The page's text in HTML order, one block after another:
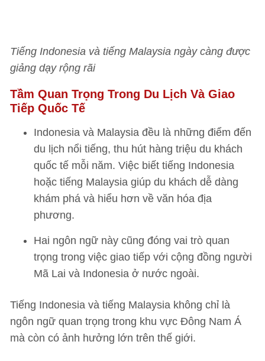
Tiếng Indonesia và tiếng Malaysia ngày càng được
giảng dạy rộng rãi
Tầm Quan Trọng Trong Du Lịch Và Giao
Tiếp Quốc Tế
Indonesia và Malaysia đều là những điểm đến
du lịch nổi tiếng, thu hút hàng triệu du khách
quốc tế mỗi năm. Việc biết tiếng Indonesia
hoặc tiếng Malaysia giúp du khách dễ dàng
khám phá và hiểu hơn về văn hóa địa
phương.
Hai ngôn ngữ này cũng đóng vai trò quan
trọng trong việc giao tiếp với cộng đồng người
Mã Lai và Indonesia ở nước ngoài.
Tiếng Indonesia và tiếng Malaysia không chỉ là
ngôn ngữ quan trọng trong khu vực Đông Nam Á
mà còn có ảnh hưởng lớn trên thế giới.